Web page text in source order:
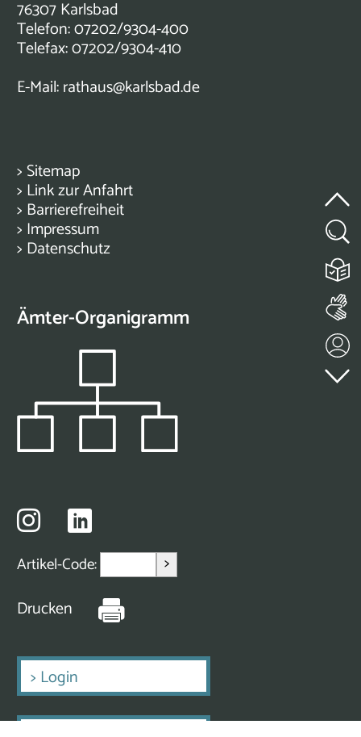
76307 Karlsbad
Telefon: 07202/9304-400
Telefax: 07202/9304-410
E-Mail:rathaus@karlsbad.de
> Sitemap
> Link zur Anfahrt
> Barrierefreiheit
> Impressum
> Datenschutz
Ämter-Organigramm
Artikel-Code: >
Drucken
> Login